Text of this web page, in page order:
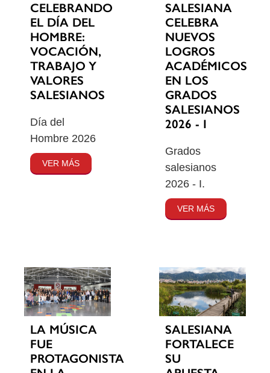
CELEBRANDO
EL DÍA DEL
HOMBRE:
VOCACIÓN,
TRABAJO Y
VALORES
SALESIANOS
Día del
Hombre 2026
VER MÁS
SALESIANA
CELEBRA
NUEVOS
LOGROS
ACADÉMICOS
EN LOS
GRADOS
SALESIANOS
2026 - I
Grados
salesianos
2026 - I.
VER MÁS
LA MÚSICA
FUE
PROTAGONISTA
SALESIANA
FORTALECE
SU